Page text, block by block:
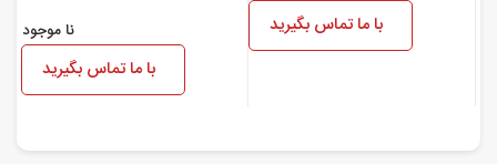
با ما تماس بگیرید نا موجود
با ما تماس بگیرید